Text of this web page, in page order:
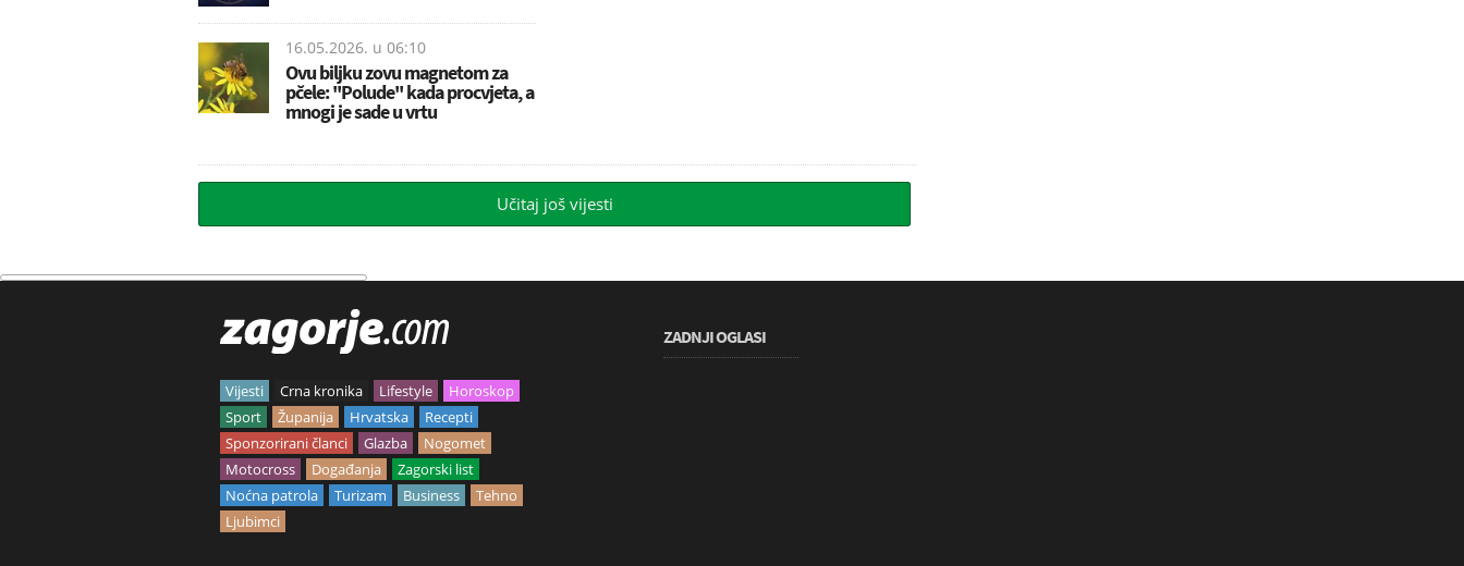
16.05.2026. u 06:10
Ovu biljku zovu magnetom za
pčele: ''Polude'' kada procvjeta, a
mnogi je sade u vrtu
Učitaj još vijesti
Vijesti Crna kronika Lifestyle
Horoskop
Sport
Županija Hrvatska
Recepti
Sponzorirani članci
Glazba
Nogomet
Motocross
Događanja
Zagorski list
Noćna patrola
Turizam Business
Tehno
Ljubimci
ZADNJI OGLASI